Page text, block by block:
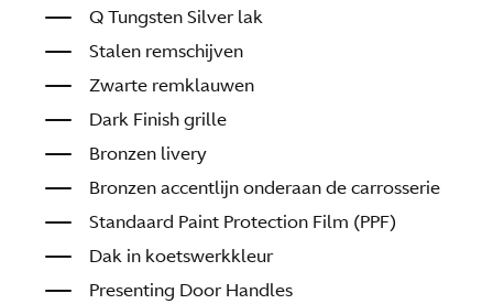
Q Tungsten Silver lak
Stalen remschijven
Zwarte remklauwen
Dark Finish grille
Bronzen livery
Bronzen accentlijn onderaan de carrosserie
Standaard Paint Protection Film (PPF)
Dak in koetswerkkleur
Presenting Door Handles